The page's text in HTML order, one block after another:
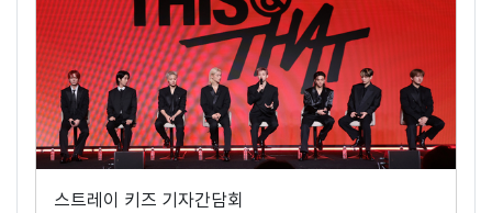
스트레이 키즈 기자간담회